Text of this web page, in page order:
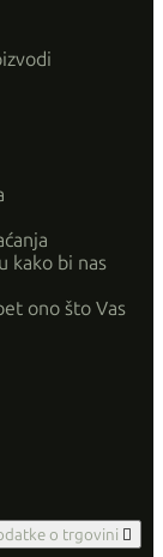
kako bi nas
ono što Vas
o trgovini 